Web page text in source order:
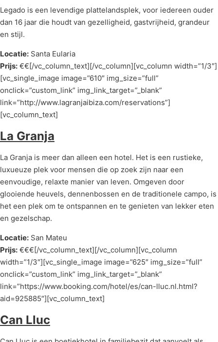
Legado is een levendige plattelandsplek, voor iedereen ouder
dan 16 jaar die houdt van gezelligheid, gastvrijheid, grandeur
en stijl.
Locatie: Santa Eularia
Prijs: €€[/vc_column_text][/vc_column][vc_column width=”1/3″]
[vc_single_image image=”610″ img_size=”full”
onclick=”custom_link” img_link_target=”_blank”
link=”http://www.lagranjaibiza.com/reservations”]
[vc_column_text]
La Granja
La Granja is meer dan alleen een hotel. Het is een rustieke,
luxueuze plek voor mensen die op zoek zijn naar een
eenvoudige, relaxte manier van leven. Omgeven door
glooiende heuvels, dennenbossen en de traditionele campo, is
het een plek om te ontspannen en te genieten van lekker eten
en gezelschap.
Locatie: San Mateu
Prijs: €€€[/vc_column_text][/vc_column][vc_column
width=”1/3″][vc_single_image image=”625″ img_size=”full”
onclick=”custom_link” img_link_target=”_blank”
link=”https://www.booking.com/hotel/es/can-lluc.nl.html?
aid=925885″][vc_column_text]
Can Lluc